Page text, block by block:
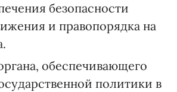
безопасности
и правопорядка на
обеспечивающего
политики в